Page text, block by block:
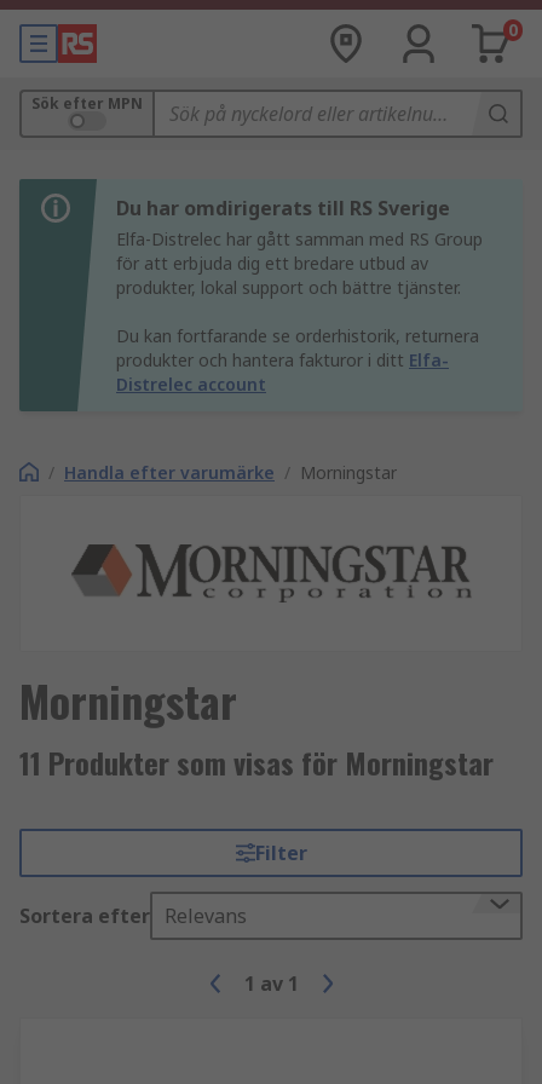
0
Sök efter MPN
Du har omdirigerats till RS Sverige
Elfa-Distrelec har gått samman med RS Group
för att erbjuda dig ett bredare utbud av
produkter, lokal support och bättre tjänster.
Du kan fortfarande se orderhistorik, returnera
produkter och hantera fakturor i ditt Elfa-
Distrelec account
/ Handla efter varumärke / Morningstar
Morningstar
11 Produkter som visas för Morningstar
Filter
Sortera efter Relevans
1 av 1